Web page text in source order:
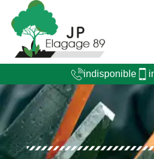
indisponible